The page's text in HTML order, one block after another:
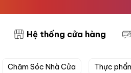
Hệ thống cửa hàng
Chăm Sóc Nhà Cửa Thực